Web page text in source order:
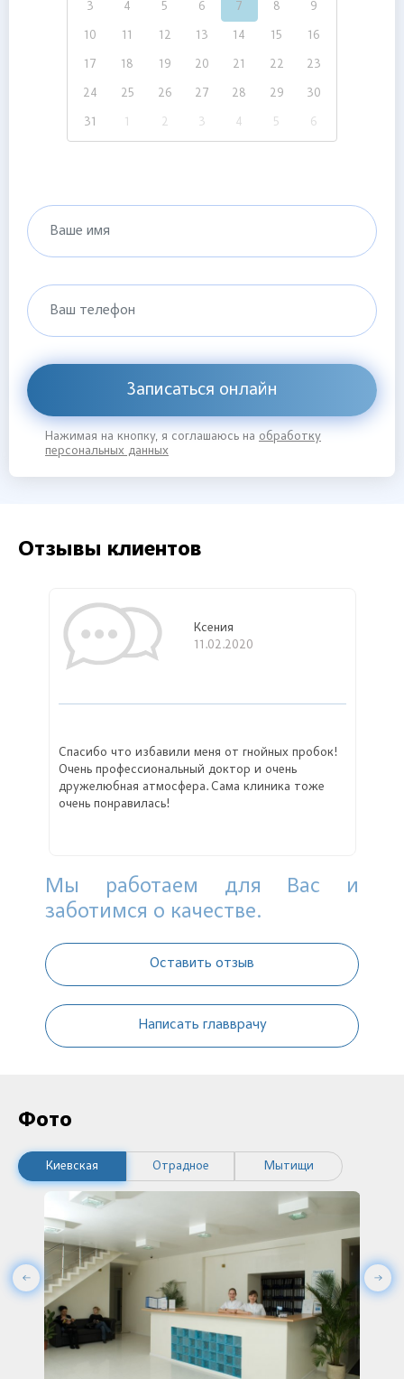
3 4 5 6 7 8 9
10 11 12 13 14 15 16
17 18 19 20 21 22 23
24 25 26 27 28 29 30
31 1 2 3 4 5 6
Ваше имя
Ваш телефон
Записаться онлайн
Нажимая на кнопку, я соглашаюсь на обработку
персональных данных
Отзывы клиентов
Ксения
11.02.2020
Спасибо что избавили меня от гнойных пробок!
Очень профессиональный доктор и очень
дружелюбная атмосфера. Сама клиника тоже
очень понравилась!
Мы работаем для Вас и
заботимся о качестве.
Оставить отзыв
Написать главврачу
Фото
Киевская Отрадное Мытищи